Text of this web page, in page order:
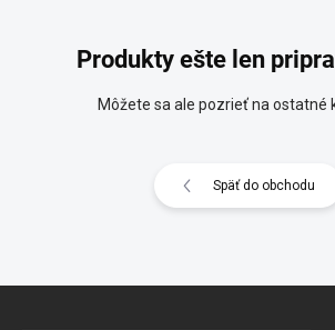
Produkty ešte len
Môžete sa ale pozrieť na ostatné
Späť do obchodu